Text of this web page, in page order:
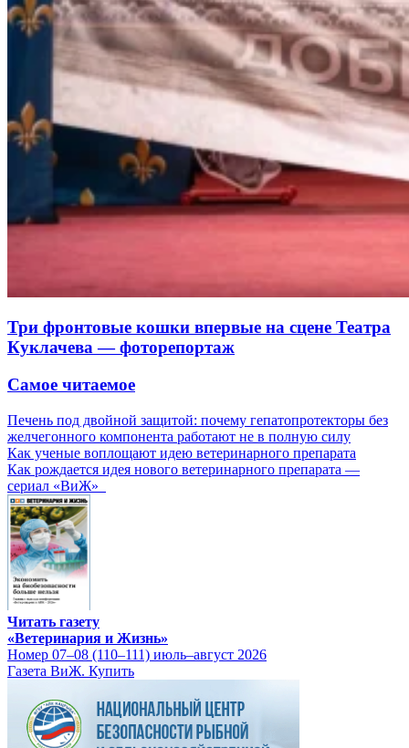
Три фронтовые кошки впервые на сцене Театра
Куклачева — фоторепортаж
Самое читаемое
Печень под двойной защитой: почему гепатопротекторы без
желчегонного компонента работают не в полную силу
Как ученые воплощают идею ветеринарного препарата
Как рождается идея нового ветеринарного препарата —
сериал «ВиЖ»
Читать газету
«Ветеринария и Жизнь»
Номер 07–08 (110–111) июль–август 2026
Газета ВиЖ. Купить